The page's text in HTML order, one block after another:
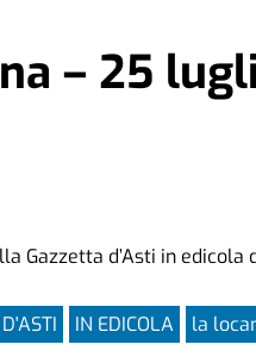
– 25
Gazzetta d’Asti in
IN EDICOLA la